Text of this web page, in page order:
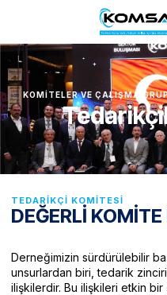
KOMITELER VE ÇALIŞMA
TEDARIKÇI KOMITESI
DEĞERLİ
Derneğimizin sürdürülebilir
unsurlardan biri, tedarik
ilişkilerdir. Bu ilişkileri etkin